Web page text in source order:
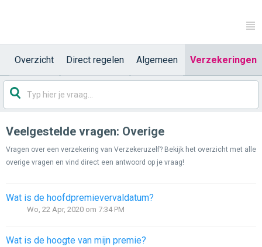
Overzicht Direct regelen Algemeen Verzekeringen
Veelgestelde vragen: Overige
Vragen over een verzekering van Verzekeruzelf? Bekijk het overzicht met alle
overige vragen en vind direct een antwoord op je vraag!
Wat is de hoofdpremievervaldatum?
Wo, 22 Apr, 2020 om 7:34 PM
Wat is de hoogte van mijn premie?